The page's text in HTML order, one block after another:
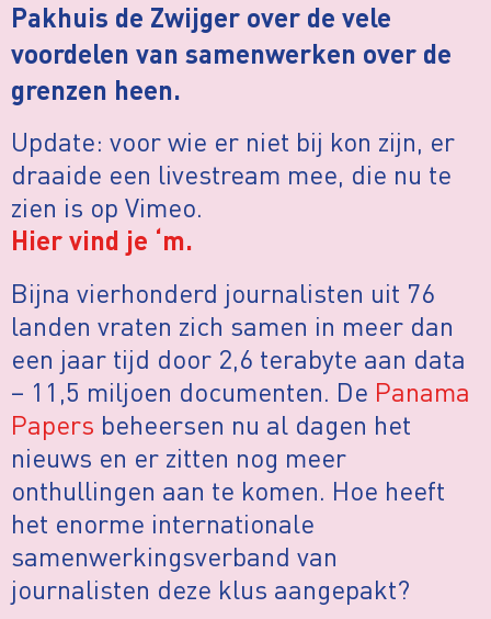
Pakhuis de Zwijger over de vele
voordelen van samenwerken over de
grenzen heen.
Update: voor wie er niet bij kon zijn, er
draaide een livestream mee, die nu te
zien is op Vimeo.
Hier vind je ‘m.
Bijna vierhonderd journalisten uit 76
landen vraten zich samen in meer dan
een jaar tijd door 2,6 terabyte aan data
– 11,5 miljoen documenten. De Panama
Papers beheersen nu al dagen het
nieuws en er zitten nog meer
onthullingen aan te komen. Hoe heeft
het enorme internationale
samenwerkingsverband van
journalisten deze klus aangepakt?